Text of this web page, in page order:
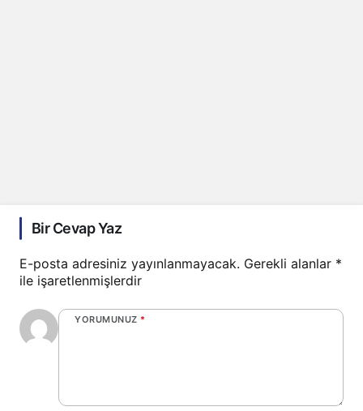
Bir Cevap Yaz
E-posta adresiniz yayınlanmayacak. Gerekli alanlar *
ile işaretlenmişlerdir
YORUMUNUZ *